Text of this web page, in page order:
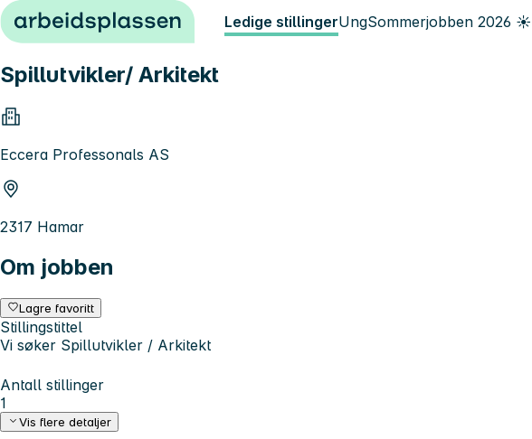
Hopp til innhold Ledige stillingerUngSommerjobben 2026 ☀️
Spillutvikler/ Arkitekt
Eccera Professonals AS
2317 Hamar
Om jobben
Lagre favoritt
Stillingstittel
Vi søker Spillutvikler / Arkitekt
Antall stillinger
1
Vis flere detaljer